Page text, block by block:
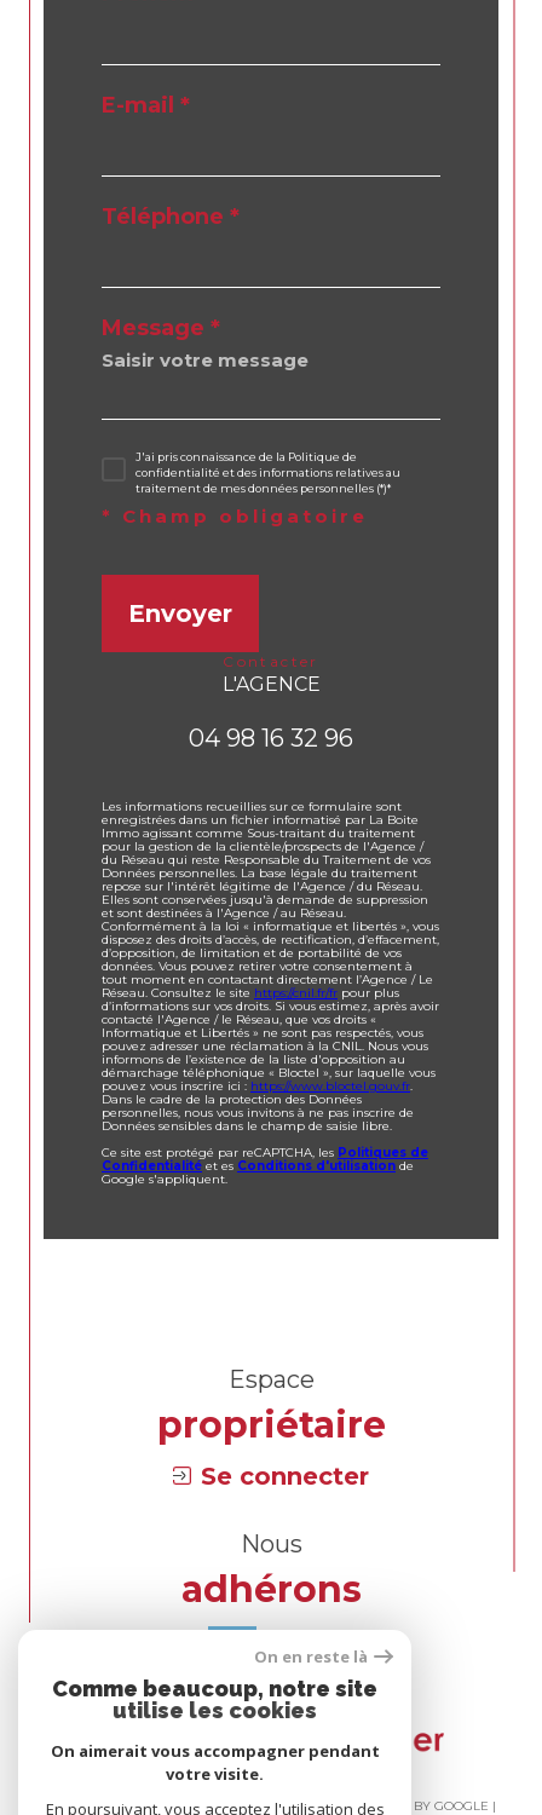
E-mail *
Téléphone *
Message *
J'ai pris connaissance de la Politique de
confidentialité et des informations relatives au
traitement de mes données personnelles (*)*
* Champ obligatoire
Envoyer
contacter
L'AGENCE
04 98 16 32 96
Les informations recueillies sur ce formulaire sont
enregistrées dans un fichier informatisé par La Boite
Immo agissant comme Sous-traitant du traitement
pour la gestion de la clientèle/prospects de l'Agence /
du Réseau qui reste Responsable du Traitement de vos
Données personnelles. La base légale du traitement
repose sur l'intérêt légitime de l'Agence / du Réseau.
Elles sont conservées jusqu'à demande de suppression
et sont destinées à l'Agence / au Réseau.
Conformément à la loi « informatique et libertés », vous
disposez des droits d’accès, de rectification, d’effacement,
d’opposition, de limitation et de portabilité de vos
données. Vous pouvez retirer votre consentement à
tout moment en contactant directement l’Agence / Le
Réseau. Consultez le site https://cnil.fr/fr pour plus
d’informations sur vos droits. Si vous estimez, après avoir
contacté l'Agence / le Réseau, que vos droits «
Informatique et Libertés » ne sont pas respectés, vous
pouvez adresser une réclamation à la CNIL. Nous vous
informons de l’existence de la liste d'opposition au
démarchage téléphonique « Bloctel », sur laquelle vous
pouvez vous inscrire ici : https://www.bloctel.gouv.fr.
Dans le cadre de la protection des Données
personnelles, nous vous invitons à ne pas inscrire de
Données sensibles dans le champ de saisie libre.
Ce site est protégé par reCAPTCHA, les Politiques de
Confidentialité et es Conditions d'utilisation de
Google s'appliquent.
Espace
propriétaire
Se connecter
Nous
adhérons
© 2026 | TOUS DROITS RÉSERVÉS | TRADUCTION POWERED BY GOOGLE |
On en reste là
Comme beaucoup, notre site
utilise les cookies
On aimerait vous accompagner pendant
votre visite.
En poursuivant, vous acceptez l'utilisation des